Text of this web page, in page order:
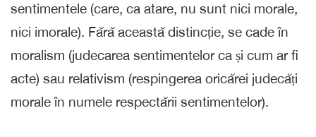
sentimentele (care, ca atare, nu sunt nici morale,
nici imorale). Fără această distincție, se cade în
moralism (judecarea sentimentelor ca și cum ar fi
acte) sau relativism (respingerea oricărei judecăți
morale în numele respectării sentimentelor).